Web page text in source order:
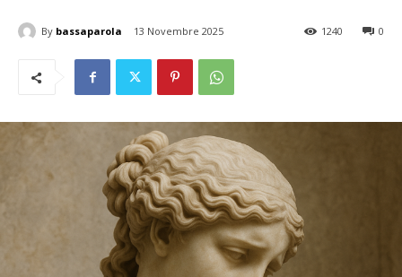
By bassaparola 13 Novembre 2025 0
1240